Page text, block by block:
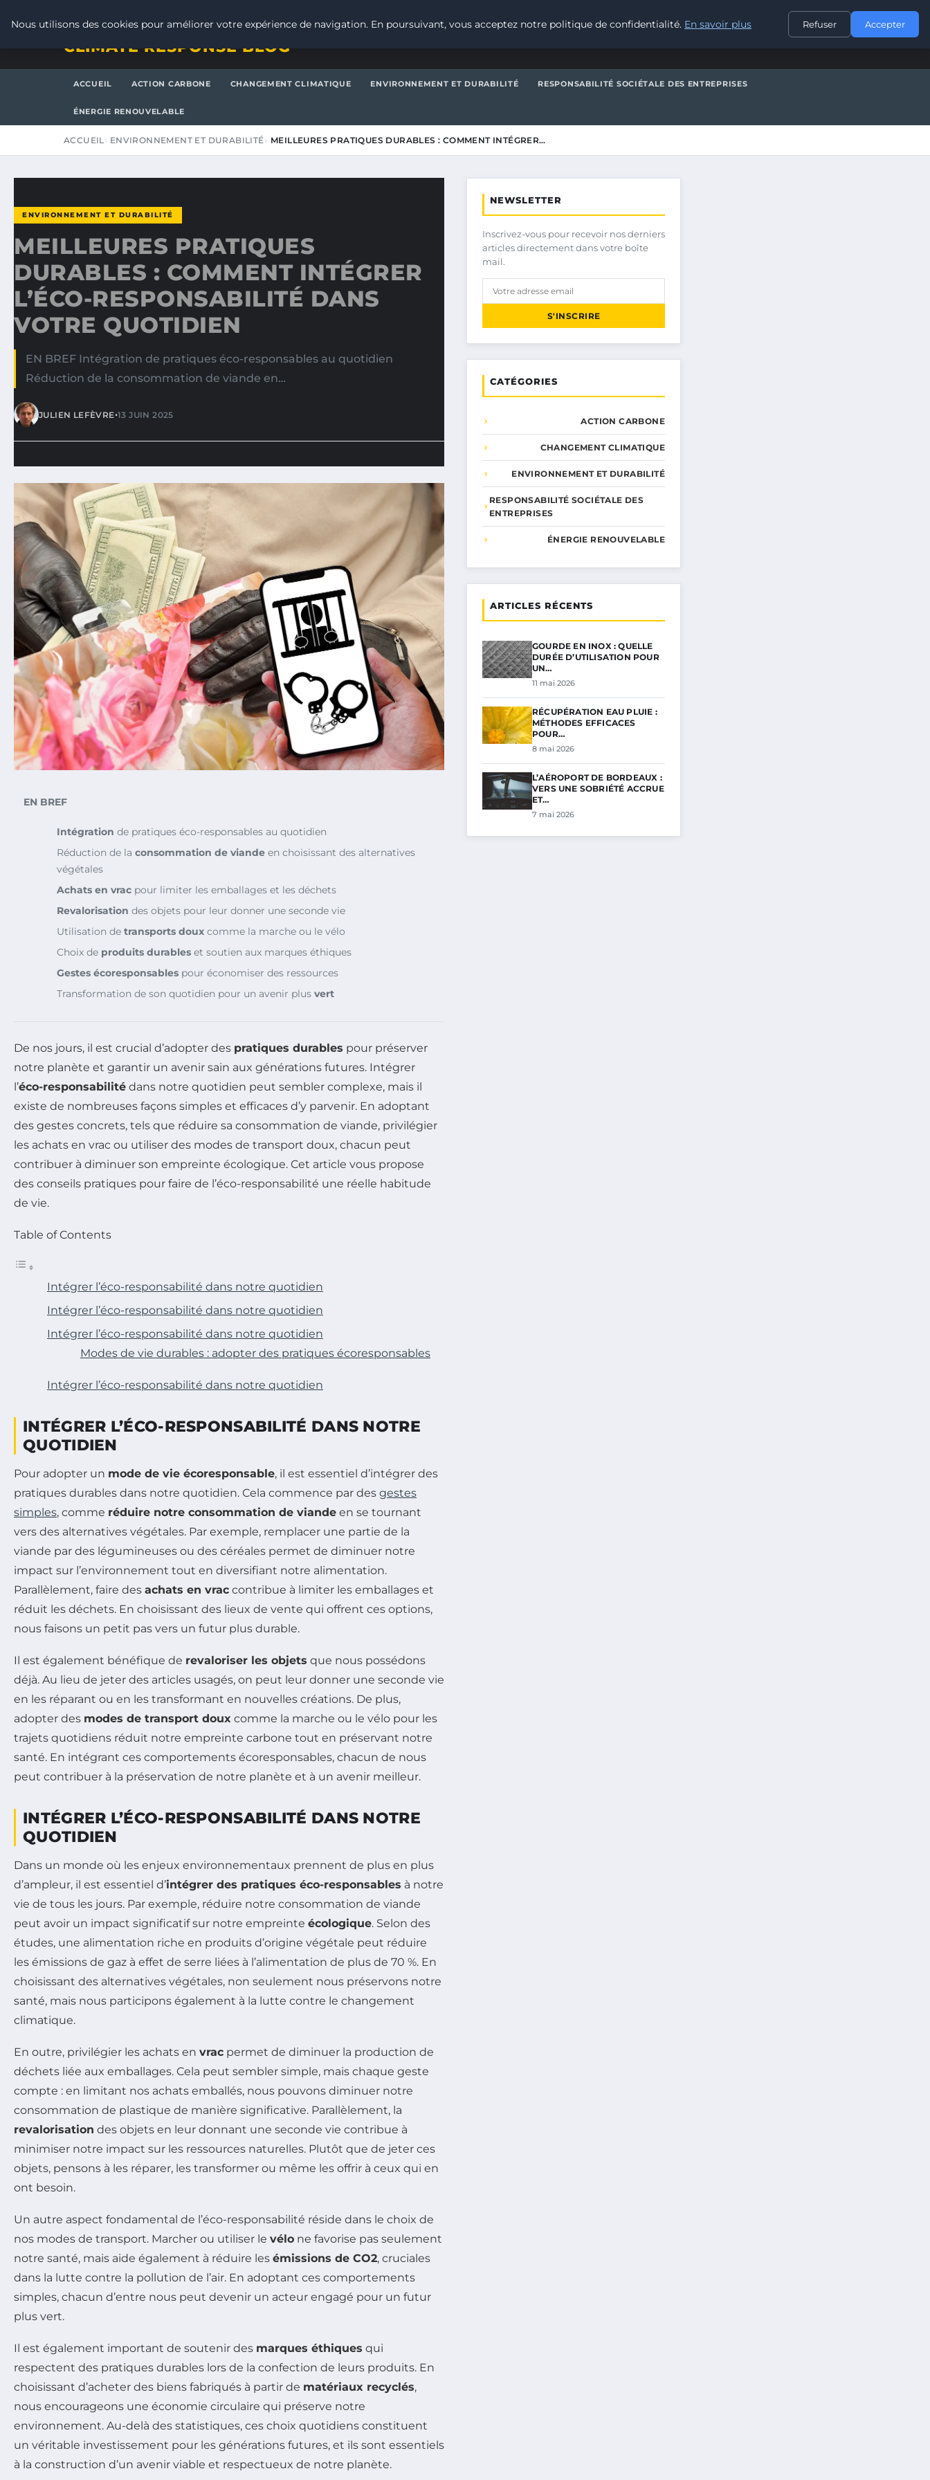
CONTACT
CLIMATE RESPONSE BLOG
ACCUEIL ACTION CARBONE CHANGEMENT CLIMATIQUE ENVIRONNEMENT ET DURABILITÉ RESPONSABILITÉ SOCIÉTALE DES ENTREPRISES
ÉNERGIE RENOUVELABLE
ACCUEIL ENVIRONNEMENT ET DURABILITÉ MEILLEURES PRATIQUES DURABLES : COMMENT INTÉGRER…
ENVIRONNEMENT ET DURABILITÉ
MEILLEURES PRATIQUES
DURABLES : COMMENT INTÉGRER
L’ÉCO-RESPONSABILITÉ DANS
VOTRE QUOTIDIEN
EN BREF Intégration de pratiques éco-responsables au quotidien
Réduction de la consommation de viande en…
JULIEN LEFÈVRE•13 JUIN 2025
EN BREF
Intégration de pratiques éco-responsables au quotidien
Réduction de la consommation de viande en choisissant des alternatives
végétales
Achats en vrac pour limiter les emballages et les déchets
Revalorisation des objets pour leur donner une seconde vie
Utilisation de transports doux comme la marche ou le vélo
Choix de produits durables et soutien aux marques éthiques
Gestes écoresponsables pour économiser des ressources
Transformation de son quotidien pour un avenir plus vert
De nos jours, il est crucial d’adopter des pratiques durables pour préserver
notre planète et garantir un avenir sain aux générations futures. Intégrer
l’éco-responsabilité dans notre quotidien peut sembler complexe, mais il
existe de nombreuses façons simples et efficaces d’y parvenir. En adoptant
des gestes concrets, tels que réduire sa consommation de viande, privilégier
les achats en vrac ou utiliser des modes de transport doux, chacun peut
contribuer à diminuer son empreinte écologique. Cet article vous propose
des conseils pratiques pour faire de l’éco-responsabilité une réelle habitude
de vie.
Table of Contents
Intégrer l’éco-responsabilité dans notre quotidien
Intégrer l’éco-responsabilité dans notre quotidien
Intégrer l’éco-responsabilité dans notre quotidien
Modes de vie durables : adopter des pratiques écoresponsables
Intégrer l’éco-responsabilité dans notre quotidien
INTÉGRER L’ÉCO-RESPONSABILITÉ DANS NOTRE
QUOTIDIEN
Pour adopter un mode de vie écoresponsable, il est essentiel d’intégrer des
pratiques durables dans notre quotidien. Cela commence par des gestes
simples, comme réduire notre consommation de viande en se tournant
vers des alternatives végétales. Par exemple, remplacer une partie de la
viande par des légumineuses ou des céréales permet de diminuer notre
impact sur l’environnement tout en diversifiant notre alimentation.
Parallèlement, faire des achats en vrac contribue à limiter les emballages et
réduit les déchets. En choisissant des lieux de vente qui offrent ces options,
nous faisons un petit pas vers un futur plus durable.
Il est également bénéfique de revaloriser les objets que nous possédons
déjà. Au lieu de jeter des articles usagés, on peut leur donner une seconde vie
en les réparant ou en les transformant en nouvelles créations. De plus,
adopter des modes de transport doux comme la marche ou le vélo pour les
trajets quotidiens réduit notre empreinte carbone tout en préservant notre
santé. En intégrant ces comportements écoresponsables, chacun de nous
peut contribuer à la préservation de notre planète et à un avenir meilleur.
INTÉGRER L’ÉCO-RESPONSABILITÉ DANS NOTRE
QUOTIDIEN
Dans un monde où les enjeux environnementaux prennent de plus en plus
d’ampleur, il est essentiel d’intégrer des pratiques éco-responsables à notre
vie de tous les jours. Par exemple, réduire notre consommation de viande
peut avoir un impact significatif sur notre empreinte écologique. Selon des
études, une alimentation riche en produits d’origine végétale peut réduire
les émissions de gaz à effet de serre liées à l’alimentation de plus de 70 %. En
choisissant des alternatives végétales, non seulement nous préservons notre
santé, mais nous participons également à la lutte contre le changement
climatique.
En outre, privilégier les achats en vrac permet de diminuer la production de
déchets liée aux emballages. Cela peut sembler simple, mais chaque geste
compte : en limitant nos achats emballés, nous pouvons diminuer notre
consommation de plastique de manière significative. Parallèlement, la
revalorisation des objets en leur donnant une seconde vie contribue à
minimiser notre impact sur les ressources naturelles. Plutôt que de jeter ces
objets, pensons à les réparer, les transformer ou même les offrir à ceux qui en
ont besoin.
Un autre aspect fondamental de l’éco-responsabilité réside dans le choix de
nos modes de transport. Marcher ou utiliser le vélo ne favorise pas seulement
notre santé, mais aide également à réduire les émissions de CO2, cruciales
dans la lutte contre la pollution de l’air. En adoptant ces comportements
simples, chacun d’entre nous peut devenir un acteur engagé pour un futur
plus vert.
Il est également important de soutenir des marques éthiques qui
respectent des pratiques durables lors de la confection de leurs produits. En
choisissant d’acheter des biens fabriqués à partir de matériaux recyclés,
nous encourageons une économie circulaire qui préserve notre
environnement. Au-delà des statistiques, ces choix quotidiens constituent
un véritable investissement pour les générations futures, et ils sont essentiels
à la construction d’un avenir viable et respectueux de notre planète.
NEWSLETTER
Inscrivez-vous pour recevoir nos derniers
articles directement dans votre boîte
mail.
S'INSCRIRE
CATÉGORIES
ACTION CARBONE
CHANGEMENT CLIMATIQUE
ENVIRONNEMENT ET DURABILITÉ
RESPONSABILITÉ SOCIÉTALE DES
ENTREPRISES
ÉNERGIE RENOUVELABLE
ARTICLES RÉCENTS
GOURDE EN INOX : QUELLE
DURÉE D’UTILISATION POUR
UN…
11 mai 2026
RÉCUPÉRATION EAU PLUIE :
MÉTHODES EFFICACES
POUR…
8 mai 2026
L’AÉROPORT DE BORDEAUX :
VERS UNE SOBRIÉTÉ ACCRUE
ET…
7 mai 2026
Nous utilisons des cookies pour améliorer votre expérience de navigation. En poursuivant, vous acceptez notre politique de confidentialité. En savoir plus Refuser Accepter